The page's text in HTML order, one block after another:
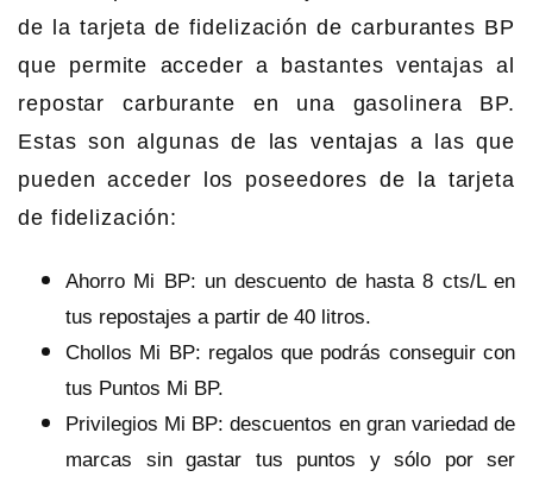
de la tarjeta de fidelización de carburantes BP
que permite acceder a bastantes ventajas al
repostar carburante en una gasolinera BP.
Estas son algunas de las ventajas a las que
pueden acceder los poseedores de la tarjeta
de fidelización:
Ahorro Mi BP: un descuento de hasta 8 cts/L en
tus repostajes a partir de 40 litros.
Chollos Mi BP: regalos que podrás conseguir con
tus Puntos Mi BP.
Privilegios Mi BP: descuentos en gran variedad de
marcas sin gastar tus puntos y sólo por ser